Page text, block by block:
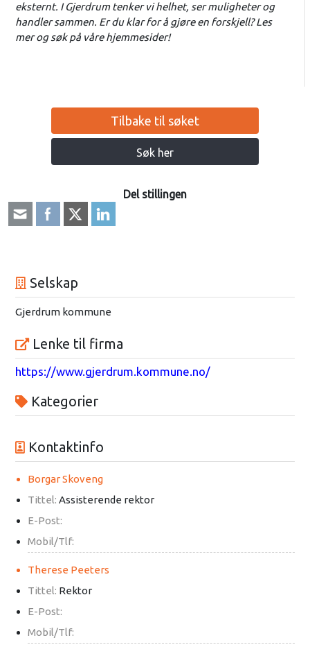
eksternt. I Gjerdrum tenker vi helhet, ser muligheter og
handler sammen. Er du klar for å gjøre en forskjell? Les
mer og søk på våre hjemmesider!
Tilbake til søket
Søk her
Del stillingen
Selskap
Gjerdrum kommune
Lenke til firma
https://www.gjerdrum.kommune.no/
Kategorier
Kontaktinfo
Borgar Skoveng
Tittel: Assisterende rektor
E-Post:
Mobil/Tlf:
Therese Peeters
Tittel: Rektor
E-Post:
Mobil/Tlf: